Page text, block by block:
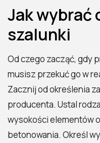
Jak wybrać
szalunki
Od czego zacząć, gdy
musisz przekuć go w
Zacznij od określenia
producenta. Ustal
wysokości elementów
betonowania. Określ